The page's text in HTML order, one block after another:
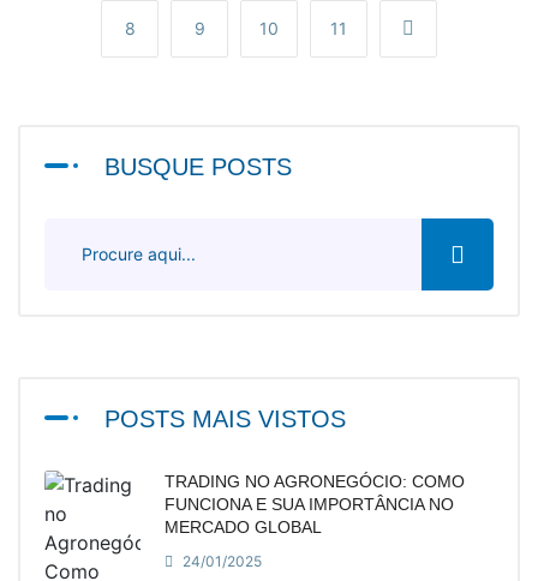
8 9 10 11
BUSQUE POSTS
POSTS MAIS VISTOS
TRADING NO AGRONEGÓCIO: COMO
FUNCIONA E SUA IMPORTÂNCIA NO
MERCADO GLOBAL
24/01/2025